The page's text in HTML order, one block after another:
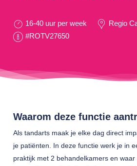
16-40 uur per week
Regio
#ROTV27650
Waarom deze functie
Als tandarts maak je elke dag direct
je patiënten. In deze functie werk je in
praktijk met 2 behandelkamers en